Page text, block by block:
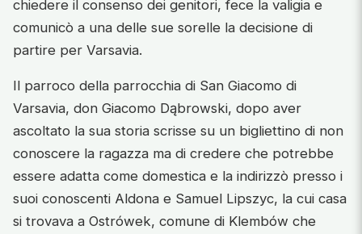
chiedere il consenso dei genitori, fece la valigia e
comunicò a una delle sue sorelle la decisione di
partire per Varsavia.
Il parroco della parrocchia di San Giacomo di
Varsavia, don Giacomo Dąbrowski, dopo aver
ascoltato la sua storia scrisse su un bigliettino di non
conoscere la ragazza ma di credere che potrebbe
essere adatta come domestica e la indirizzò presso i
suoi conoscenti Aldona e Samuel Lipszyc, la cui casa
si trovava a Ostrówek, comune di Klembów che